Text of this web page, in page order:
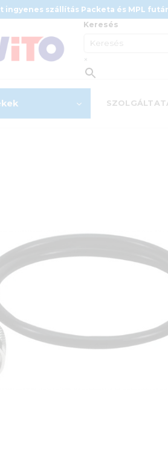
ingyenes szállítás Packeta és MPL
Keresés
×